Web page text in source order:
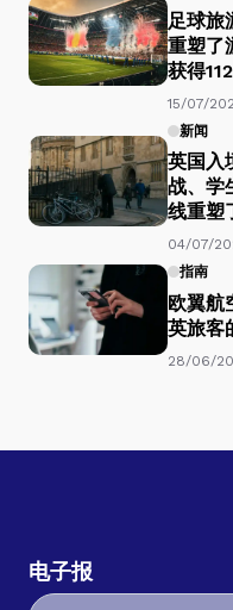
足球旅
重塑了
获得
15/07/
新闻
英国入
战、学
线重塑
04/07/
指南
欧翼航
英旅客
28/06/
电子报